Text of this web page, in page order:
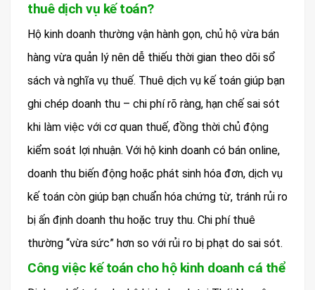
thuê dịch vụ kế toán?
Hộ kinh doanh thường vận hành gọn, chủ hộ vừa bán
hàng vừa quản lý nên dễ thiếu thời gian theo dõi sổ
sách và nghĩa vụ thuế. Thuê dịch vụ kế toán giúp bạn
ghi chép doanh thu – chi phí rõ ràng, hạn chế sai sót
khi làm việc với cơ quan thuế, đồng thời chủ động
kiểm soát lợi nhuận. Với hộ kinh doanh có bán online,
doanh thu biến động hoặc phát sinh hóa đơn, dịch vụ
kế toán còn giúp bạn chuẩn hóa chứng từ, tránh rủi ro
bị ấn định doanh thu hoặc truy thu. Chi phí thuê
thường “vừa sức” hơn so với rủi ro bị phạt do sai sót.
Công việc kế toán cho hộ kinh doanh cá thể